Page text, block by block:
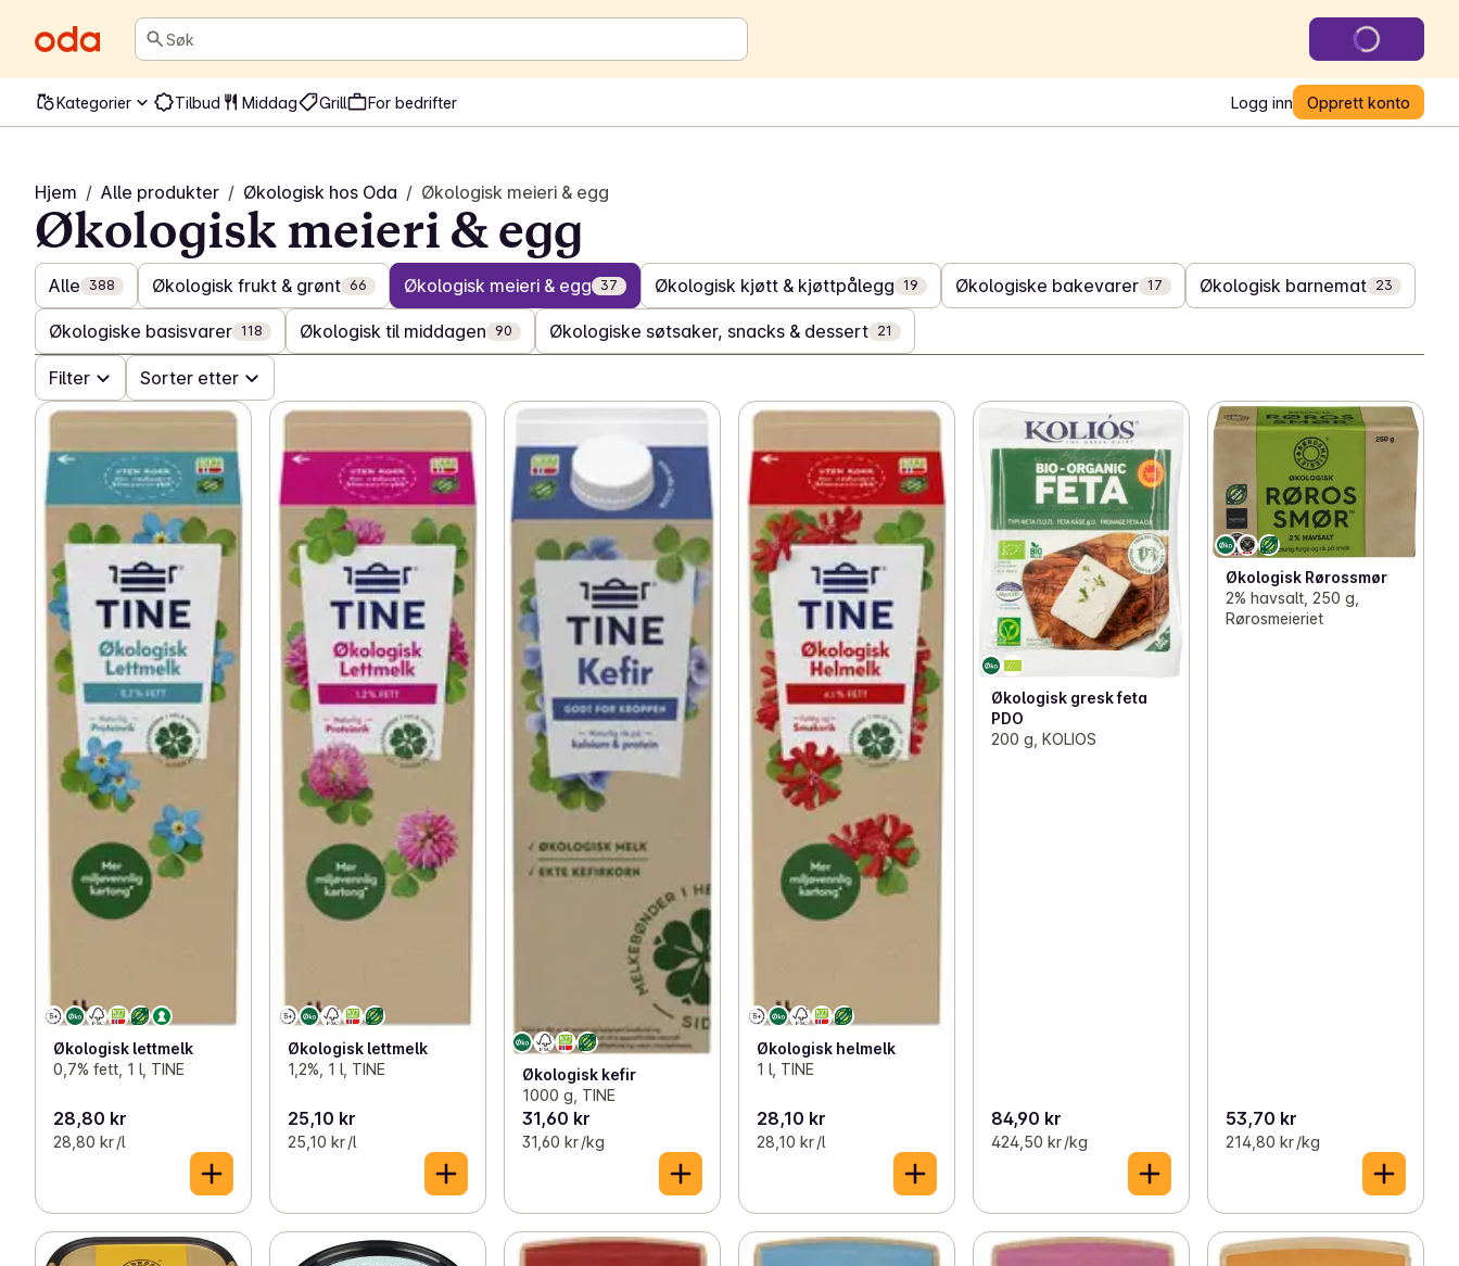
Søk
Kategorier Tilbud Middag Grill For bedrifter Logg inn Opprett konto
Hjem / Alle produkter / Økologisk hos Oda / Økologisk meieri & egg
Økologisk meieri & egg
Alle 388 Økologisk frukt & grønt 66 Økologisk meieri & egg 37 Økologisk kjøtt & kjøttpålegg 19 Økologiske bakevarer 17 Økologisk barnemat 23
Økologiske basisvarer 118 Økologisk til middagen 90 Økologiske søtsaker, snacks & dessert 21
Filter Sorter etter
Økologisk lettmelk
0,7% fett, 1 l, TINE
28,80 kr
28,80 kr /l
Økologisk lettmelk
1,2%, 1 l, TINE
25,10 kr
25,10 kr /l
Økologisk kefir
1000 g, TINE
31,60 kr
31,60 kr /kg
Økologisk helmelk
1 l, TINE
28,10 kr
28,10 kr /l
Økologisk gresk feta
PDO
200 g, KOLIOS
84,90 kr
424,50 kr /kg
Økologisk Rørossmør
2% havsalt, 250 g,
Rørosmeieriet
53,70 kr
214,80 kr /kg